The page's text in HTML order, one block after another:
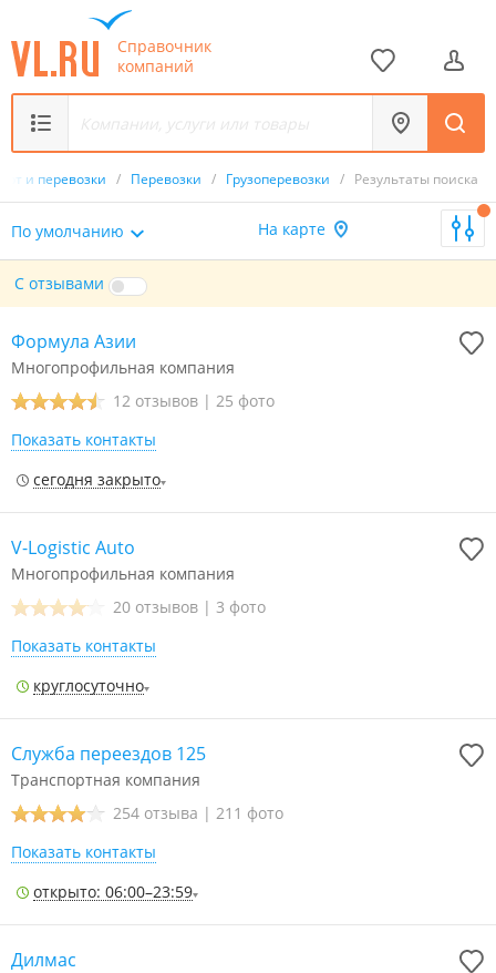
Справочник
компаний
и перевозки / Перевозки / Грузоперевозки / Результаты поиска
По умолчанию На карте
С отзывами
Формула Азии
Многопрофильная компания
12 отзывов | 25 фото
Показать контакты
сегодня закрыто
V-Logistic Auto
Многопрофильная компания
20 отзывов | 3 фото
Показать контакты
круглосуточно
Служба переездов 125
Транспортная компания
254 отзыва | 211 фото
Показать контакты
открыто: 06:00–23:59
Дилмас